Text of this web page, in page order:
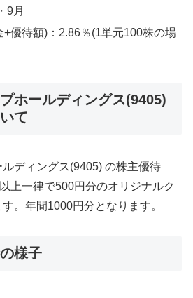
9月
+優待額)：2.86％(1単元100株の場
ホールディングス(9405)
て
ディングス(9405) の株主優待
上一律で500円分のオリジナルク
。年間1000円分となります。
様子